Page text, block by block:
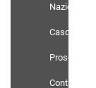
Nazionali
Casdic
Prosolidar
Contratto